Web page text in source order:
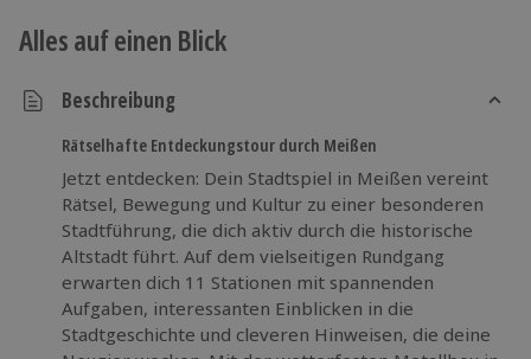
Alles auf einen Blick
Beschreibung
Rätselhafte Entdeckungstour durch Meißen
Jetzt entdecken: Dein Stadtspiel in Meißen vereint
Rätsel, Bewegung und Kultur zu einer besonderen
Stadtführung, die dich aktiv durch die historische
Altstadt führt. Auf dem vielseitigen Rundgang
erwarten dich 11 Stationen mit spannenden
Aufgaben, interessanten Einblicken in die
Stadtgeschichte und cleveren Hinweisen, die deine